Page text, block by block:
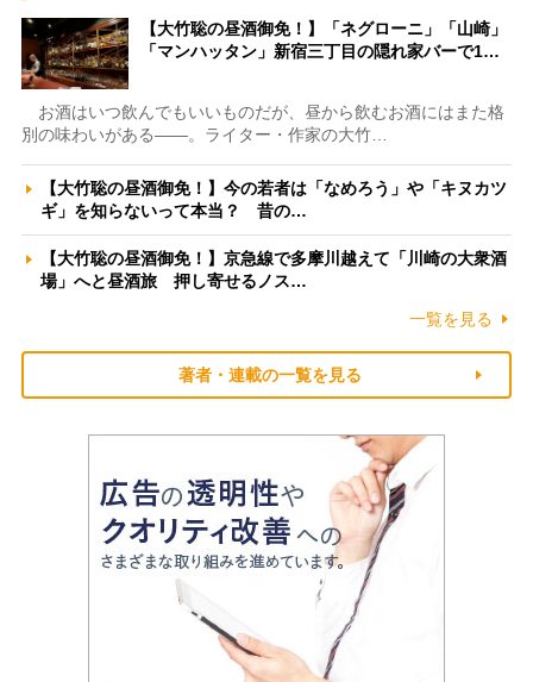
【大竹聡の昼酒御免！】「ネグローニ」「山崎」
「マンハッタン」新宿三丁目の隠れ家バーで1…
お酒はいつ飲んでもいいものだが、昼から飲むお酒にはまた格
別の味わいがある――。ライター・作家の大竹…
【大竹聡の昼酒御免！】今の若者は「なめろう」や「キヌカツ
ギ」を知らないって本当？ 昔の…
【大竹聡の昼酒御免！】京急線で多摩川越えて「川崎の大衆酒
場」へと昼酒旅 押し寄せるノス…
一覧を見る
著者・連載の一覧を見る